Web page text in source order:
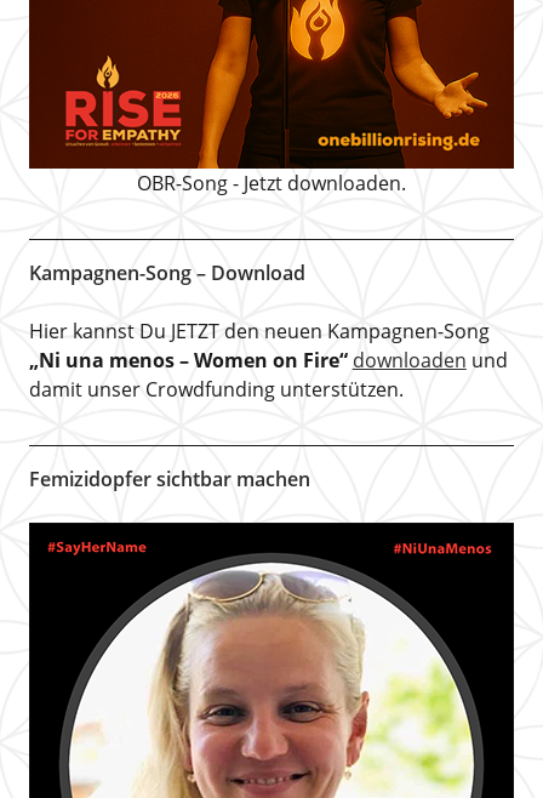
OBR-Song - Jetzt downloaden.
Kampagnen-Song – Download
Hier kannst Du JETZT den neuen Kampagnen-Song
„Ni una menos – Women on Fire“ downloaden und
damit unser Crowdfunding unterstützen.
Femizidopfer sichtbar machen